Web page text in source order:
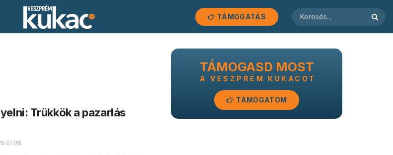
TÁMOGATÁS
Trükkök a pazarlás
TÁMOGASD MOST
A VESZPRÉM KUKACOT
TÁMOGATOM